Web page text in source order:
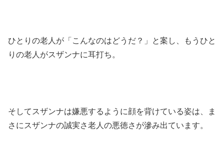
ひとりの老人が「こんなのはどうだ？」と案し、もうひと
りの老人がスザンナに耳打ち。
そしてスザンナは嫌悪するように顔を背けている姿は、ま
さにスザンナの誠実さ老人の悪徳さが滲み出ています。